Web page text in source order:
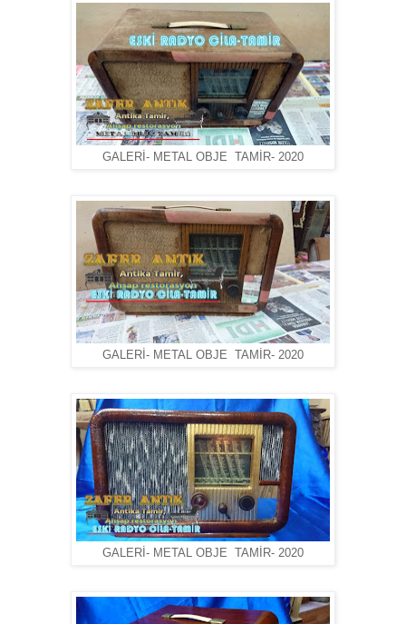
GALERİ- METAL OBJE TAMİR- 2020
GALERİ- METAL OBJE TAMİR- 2020
GALERİ- METAL OBJE TAMİR- 2020